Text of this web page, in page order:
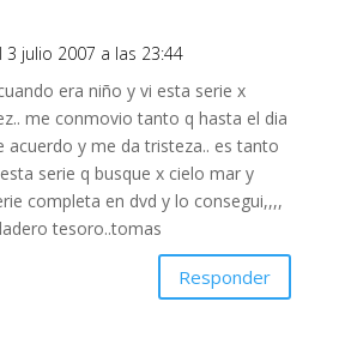
3 julio 2007 a las 23:44
era niño y vi esta serie x
me conmovio tanto q hasta el dia
acuerdo y me da tristeza.. es tanto
serie q busque x cielo mar y
completa en dvd y lo consegui,,,,
tesoro..tomas
Responder